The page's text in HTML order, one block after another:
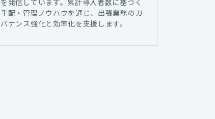
手配・管理ノウハウを通じ、出張業務のガ
バナンス強化と効率化を支援します。